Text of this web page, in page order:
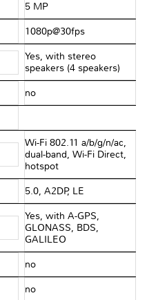
5 MP
1080p@30fps
Yes, with stereo
speakers (4 speakers)
no
Wi-Fi 802.11 a/b/g/n/ac,
dual-band, Wi-Fi Direct,
hotspot
5.0, A2DP, LE
Yes, with A-GPS,
GLONASS, BDS,
GALILEO
no
no